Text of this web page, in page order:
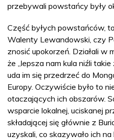
przebywali powstańcy były
Część byłych powstańców,
Walenty Lewandowski, czy
znosić upokorzeń. Działali w
że „lepsza nam kula niźli takie
uda im się przedrzeć do
Europy. Oczywiście było to
otaczających ich obszarów.
wsparcie lokalnej, uciskanej
składającej się głównie z
uzyskali, co skazywało ich